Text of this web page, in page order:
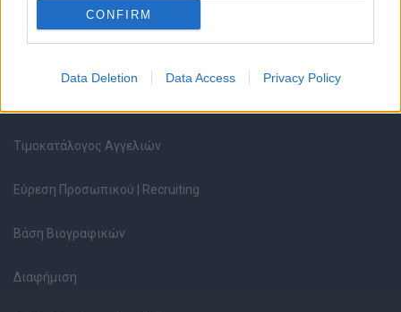
CONFIRM
Data Deletion Data Access Privacy Policy
Υπολογισμός καθαρού μισθού
Τιμοκατάλογος Αγγελιών
Εύρεση Προσωπικού | Recruiting
Βάση Βιογραφικών
Διαφήμιση